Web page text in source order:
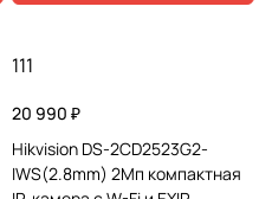
111
20 990 ₽
Hikvision DS-2CD2523G2-
IWS(2.8mm) 2Мп компактная